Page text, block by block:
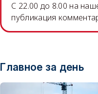
C 22.00 до 8.00 на
публикация
Главное за день